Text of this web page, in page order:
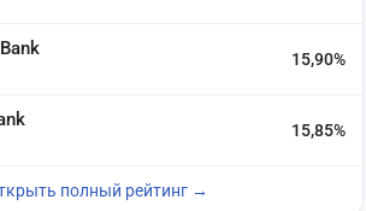
15,90%
15,85%
полный рейтинг →